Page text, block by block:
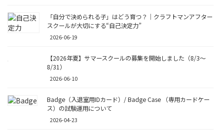
「自分で決められる子」はどう育つ？｜クラフトマンアフター
スクールが大切にする“自己決定力”
2026-06-19
【2026年夏】サマースクールの募集を開始しました（8/3〜
8/31）
2026-06-10
Badge（入退室用IDカード）/ Badge Case （専用カードケー
ス）の試験運用について
2026-04-23